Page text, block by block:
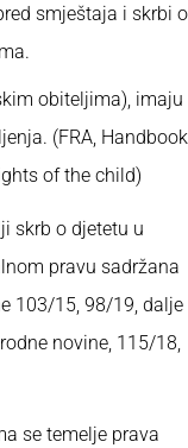
smještaja i skrbi o
obiteljima), imaju
(FRA, Handbook
of the child)
skrb o djetetu u
pravu sadržana
103/15, 98/19, dalje
novine, 115/18,
se temelje prava